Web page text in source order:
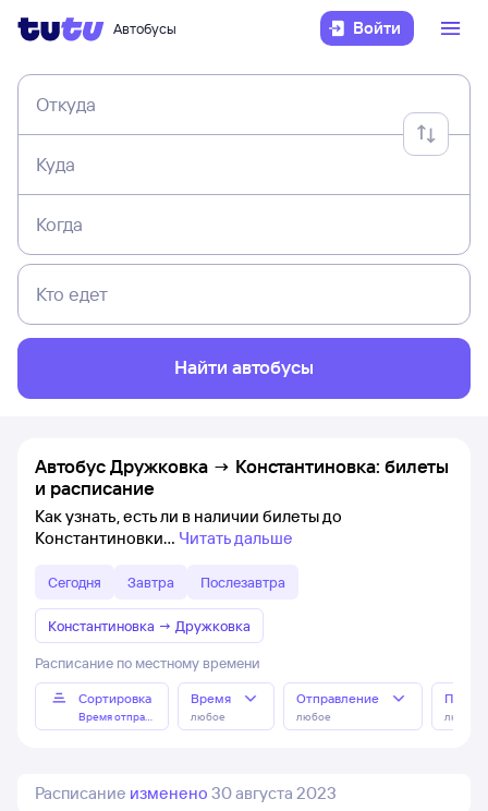
Автобусы Войти
Откуда
Куда
Когда
Кто едет
Найти автобусы
Автобус Дружковка → Константиновка: билеты
и расписание
Как узнать, есть ли в наличии билеты до
Константиновки
Читать дальше
Сегодня Завтра Послезавтра
Константиновка → Дружковка
Расписание по местному времени
Сортировка
Время отправления
Время
любое
Отправление
любое любое
Расписание изменено 30 августа 2023